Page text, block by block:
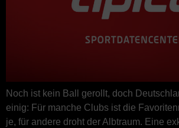
Noch ist kein Ball gerollt, doch
einig: Für manche Clubs ist die
je, für andere droht der Albtraum. Eine